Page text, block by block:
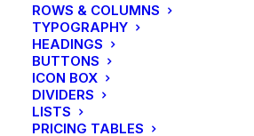
ROWS & COLUMNS
TYPOGRAPHY
HEADINGS
BUTTONS
ICON BOX
DIVIDERS
LISTS
PRICING TABLES
Ottermann
Hoensbroek | Smid